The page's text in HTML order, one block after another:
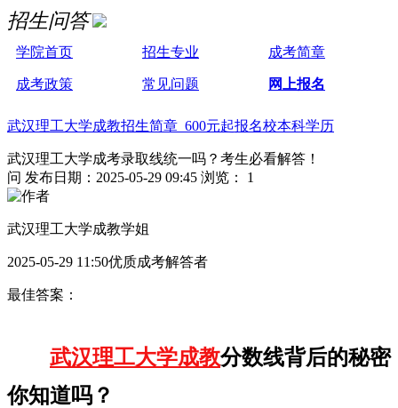
招生问答
学院首页 招生专业 成考简章
成考政策 常见问题 网上报名
武汉理工大学成教招生简章 600元起报名校本科学历
武汉理工大学成考录取线统一吗？考生必看解答！
问 发布日期：2025-05-29 09:45 浏览： 1
武汉理工大学成教学姐
2025-05-29 11:50优质成考解答者
最佳答案：
武汉理工大学成教分数线背后的秘密
你知道吗？